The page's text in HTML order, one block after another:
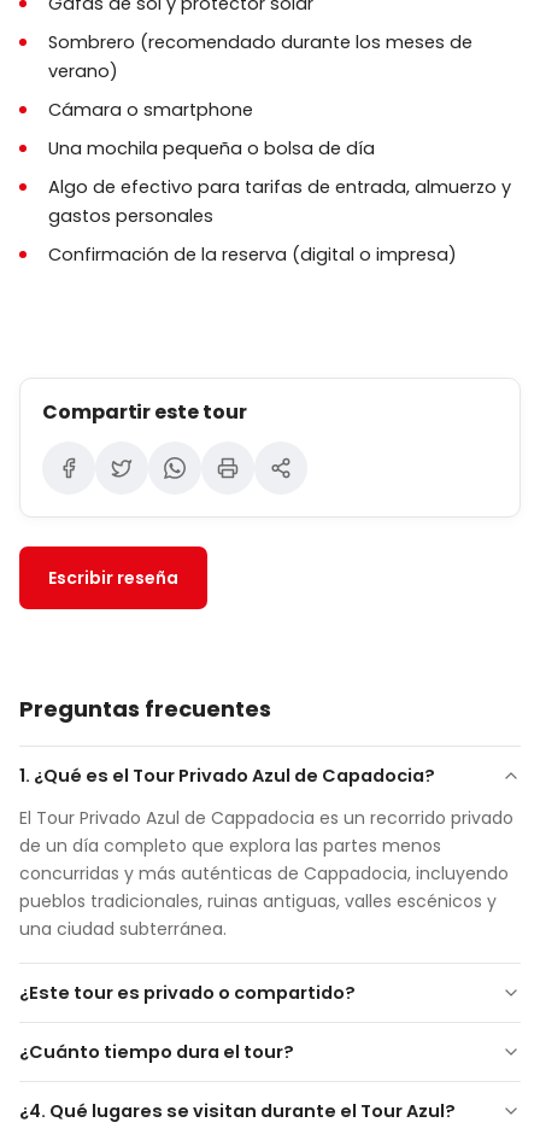
condiciones climáticas pueden afectar la
programación o los ajustes de ruta.
Los niños deben estar acompañados por un
adulto en todo momento.
Las políticas de cancelación y modificación
varían según el proveedor y se comparten al
momento de la reserva.
Sombrero (recomendado durante los meses de
verano)
Cámara o smartphone
Una mochila pequeña o bolsa de día
Algo de efectivo para tarifas de entrada, almuerzo y
gastos personales
Confirmación de la reserva (digital o impresa)
Compartir este tour
Escribir reseña
Preguntas frecuentes
1. ¿Qué es el Tour Privado Azul de Capadocia?
El Tour Privado Azul de Cappadocia es un recorrido privado
de un día completo que explora las partes menos
concurridas y más auténticas de Cappadocia, incluyendo
pueblos tradicionales, ruinas antiguas, valles escénicos y
una ciudad subterránea.
¿Este tour es privado o compartido?
exclusivamente para ti y tu grupo. No hay otros
¿Cuánto tiempo dura el tour?
¿4. Qué lugares se visitan durante el Tour Azul?